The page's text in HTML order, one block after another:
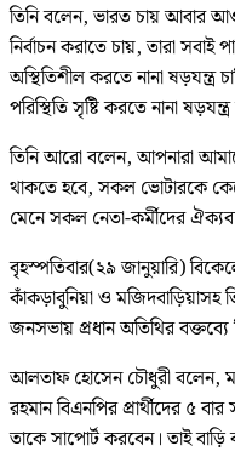
তিনি বলেন, ভারত চায় আবার
নির্বাচন করাতে চায়, তারা
অস্থিতিশীল করতে নানা ষড়যন্ত্র
পরিস্থিতি সৃষ্টি করতে নানা
তিনি আরো বলেন, আপনারা
থাকতে হবে, সকল ভোটারকে
মেনে সকল নেতা-কর্মীদের
বৃহস্পতিবার(২৯ জানুয়ারি)
কাঁকড়াবুনিয়া ও মজিদবাড়িয়াসহ
জনসভায় প্রধান অতিথির
আলতাফ হোসেন চৌধুরী বলেন,
রহমান বিএনপির প্রার্থীদের ৫
তাকে সাপোর্ট করবেন। তাই বাড়ি